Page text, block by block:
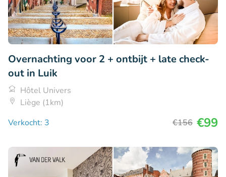
Overnachting voor 2 + ontbijt + late check-
out in Luik
Hôtel Univers
Liège (1km)
Verkocht: 3
€156 €99